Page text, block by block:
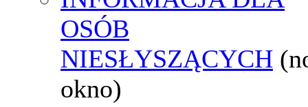
OSÓB
NIESŁYSZĄCYCH
okno)